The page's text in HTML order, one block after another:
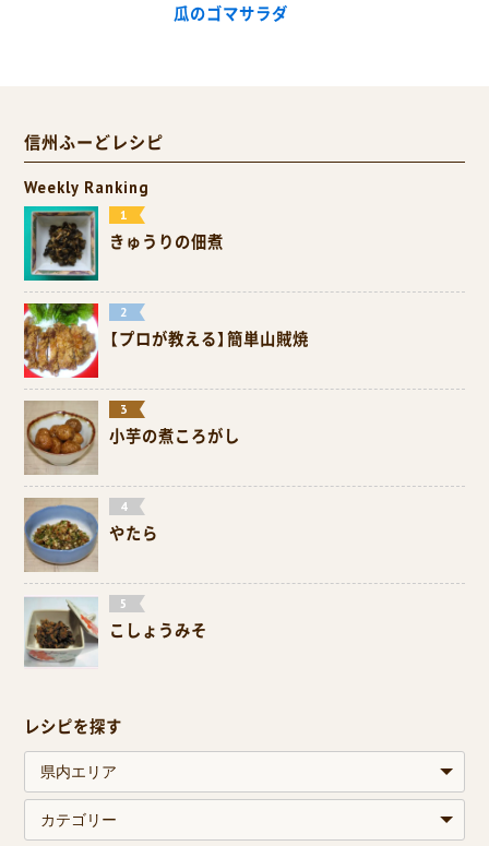
瓜のゴマサラダ
信州ふーどレシピ
Weekly Ranking
きゅうりの佃煮
【プロが教える】簡単山賊焼
小芋の煮ころがし
やたら
こしょうみそ
レシピを探す